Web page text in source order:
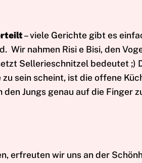
– viele Gerichte gibt es
Wir nahmen Risi e Bisi, den
Sellerieschnitzel bedeutet ;)
sein scheint, ist die offene
Jungs genau auf die Finger
erfreuten wir uns an der